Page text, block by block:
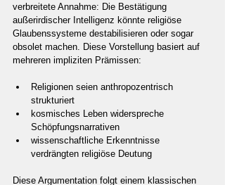
verbreitete Annahme: Die Bestätigung
außerirdischer Intelligenz könnte religiöse
Glaubenssysteme destabilisieren oder sogar
obsolet machen. Diese Vorstellung basiert auf
mehreren impliziten Prämissen:
Religionen seien anthropozentrisch
strukturiert
kosmisches Leben widerspreche
Schöpfungsnarrativen
wissenschaftliche Erkenntnisse
verdrängten religiöse Deutung
Diese Argumentation folgt einem klassischen